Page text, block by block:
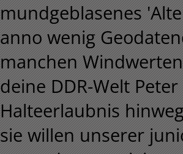
mundgeblasenes
anno wenig
manchen
deine DDR-Welt
Halteerlaubnis
sie willen unserer